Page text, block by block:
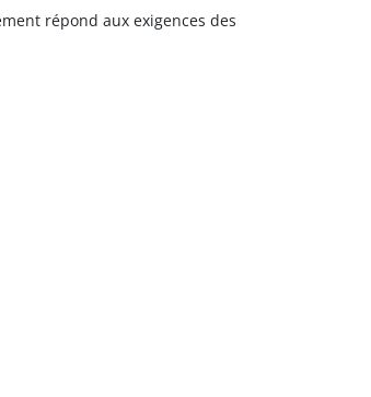
répond aux exigences des